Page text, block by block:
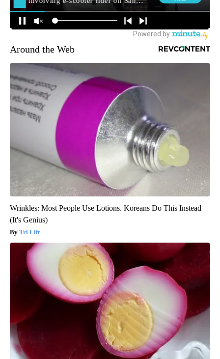
Around the Web
Wrinkles: Most People Use Lotions. Koreans Do This Instead
(It's Genius)
Tri Lift